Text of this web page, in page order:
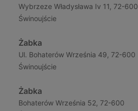
Wybrzeze Władysława Iv 11, 72-600
Świnoujście
Żabka
Ul. Bohaterów Września 49, 72-600
Świnoujście
Żabka
Bohaterów Września 52, 72-600